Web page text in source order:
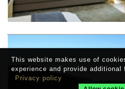
Sanya
This website makes use of
experience and provide additional
Privacy policy